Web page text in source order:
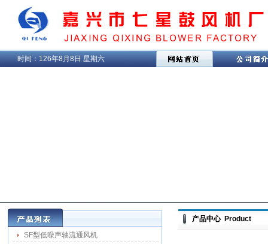
时间： 126年8月8日 星期六
SF型低噪声轴流通风机
产品中心 Product